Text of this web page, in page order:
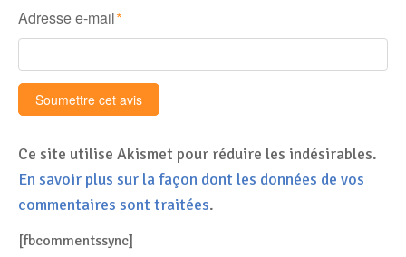
Adresse e-mail *
Ce site utilise Akismet pour réduire les indésirables.
En savoir plus sur la façon dont les données de vos
commentaires sont traitées.
[fbcommentssync]